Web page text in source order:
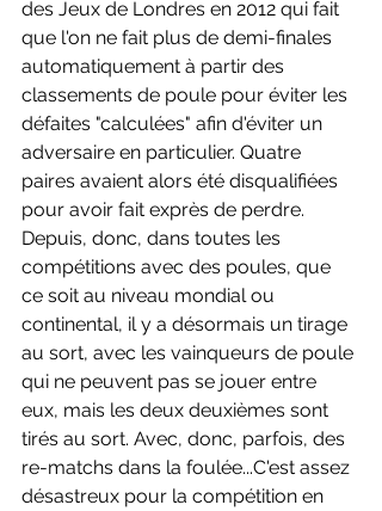
des Jeux de Londres en 2012 qui fait
que l'on ne fait plus de demi-finales
automatiquement à partir des
classements de poule pour éviter les
défaites "calculées" afin d'éviter un
adversaire en particulier. Quatre
paires avaient alors été disqualifiées
pour avoir fait exprès de perdre.
Depuis, donc, dans toutes les
compétitions avec des poules, que
ce soit au niveau mondial ou
continental, il y a désormais un tirage
au sort, avec les vainqueurs de poule
qui ne peuvent pas se jouer entre
eux, mais les deux deuxièmes sont
tirés au sort. Avec, donc, parfois, des
re-matchs dans la foulée...C'est assez
désastreux pour la compétition en